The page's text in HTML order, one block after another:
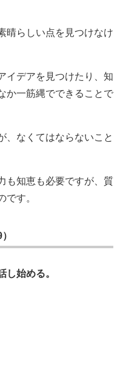
晴らしい点を見つけなけ
イデアを見つけたり、知
か一筋縄でできることで
、なくてはならないこと
も知恵も必要ですが、質
です。
し始める。